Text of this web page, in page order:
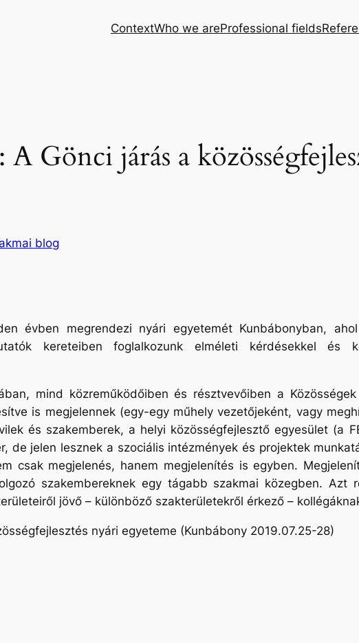
ContextWho we areProfessional fields
Gönci járás a
blog
évben megrendezi nyári egyetemét Kunbábonyban,
kereteiben foglalkozunk elméleti kérdésekkel és
mind közreműködőiben és résztvevőiben a
is megjelennek (egy-egy műhely vezetőjeként, vagy
és szakemberek, a helyi közösségfejlesztő egyesület (a
de jelen lesznek a szociális intézmények és projektek
csak megjelenés, hanem megjelenítés is egyben.
szakembereknek egy tágabb szakmai közegben. Azt
jövő – különböző szakterületekről érkező –
nyári egyeteme (Kunbábony 2019.07.25-28)